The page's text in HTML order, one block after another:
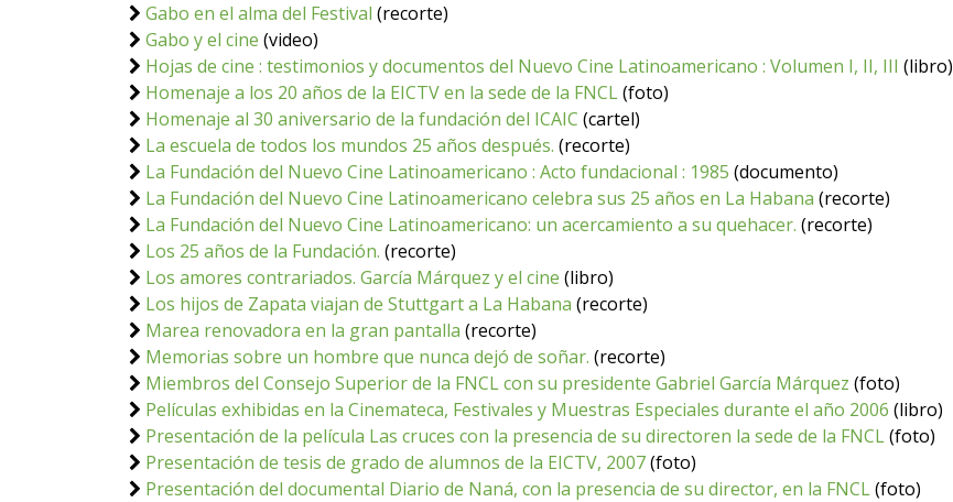
Gabo en el alma del Festival (recorte)
Gabo y el cine (video)
Hojas de cine : testimonios y documentos del Nuevo Cine Latinoamericano : Volumen I, II, III (libro)
Homenaje a los 20 años de la EICTV en la sede de la FNCL(foto)
Homenaje al 30 aniversario de la fundación del ICAIC (cartel)
La escuela de todos los mundos 25 años después. (recorte)
La Fundación del Nuevo Cine Latinoamericano : Acto fundacional : 1985 (documento)
La Fundación del Nuevo Cine Latinoamericano celebra sus 25 años en La Habana (recorte)
La Fundación del Nuevo Cine Latinoamericano: un acercamiento a su quehacer. (recorte)
Los 25 años de la Fundación. (recorte)
Los amores contrariados. García Márquez y el cine (libro)
Los hijos de Zapata viajan de Stuttgart a La Habana (recorte)
Marea renovadora en la gran pantalla (recorte)
Memorias sobre un hombre que nunca dejó de soñar. (recorte)
Miembros del Consejo Superior de la FNCL con su presidente Gabriel García Márquez (foto)
Películas exhibidas en la Cinemateca, Festivales y Muestras Especiales durante el año 2006 (libro)
Presentación de la película Las cruces con la presencia de su directoren la sede de la FNCL(foto)
Presentación de tesis de grado de alumnos de la EICTV, 2007(foto)
Presentación del documental Diario de Naná, con la presencia de su director, en la FNCL(foto)